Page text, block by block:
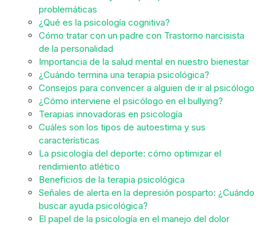
problemáticas
¿Qué es la psicología cognitiva?
Cómo tratar con un padre con Trastorno narcisista
de la personalidad
Importancia de la salud mental en nuestro bienestar
¿Cuándo termina una terapia psicológica?
Consejos para convencer a alguien de ir al psicólogo
¿Cómo interviene el psicólogo en el bullying?
Terapias innovadoras en psicología
Cuáles son los tipos de autoestima y sus
características
La psicología del deporte: cómo optimizar el
rendimiento atlético
Beneficios de la terapia psicológica
Señales de alerta en la depresión posparto: ¿Cuándo
buscar ayuda psicológica?
El papel de la psicología en el manejo del dolor